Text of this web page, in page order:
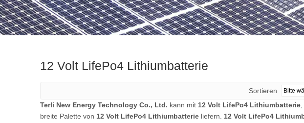
12 Volt LifePo4 Lithiumbatterie
Sortieren
Terli New Energy Technology Co., Ltd. kann mit 12 Volt LifePo4 Lithiumbatterie
breite Palette von 12 Volt LifePo4 Lithiumbatterie liefern. 12 Volt LifePo4